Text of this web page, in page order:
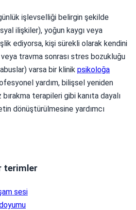
işlevselliği belirgin şekilde
ilişkiler), yoğun kaygı veya
ediyorsa, kişi sürekli olarak kendini
travma sonrası stres bozukluğu
varsa bir klinik psikoloğa
yardım, bilişsel yeniden
bırakma terapileri gibi kanıta dayalı
dönüştürülmesine yardımcı
terimler
sesi